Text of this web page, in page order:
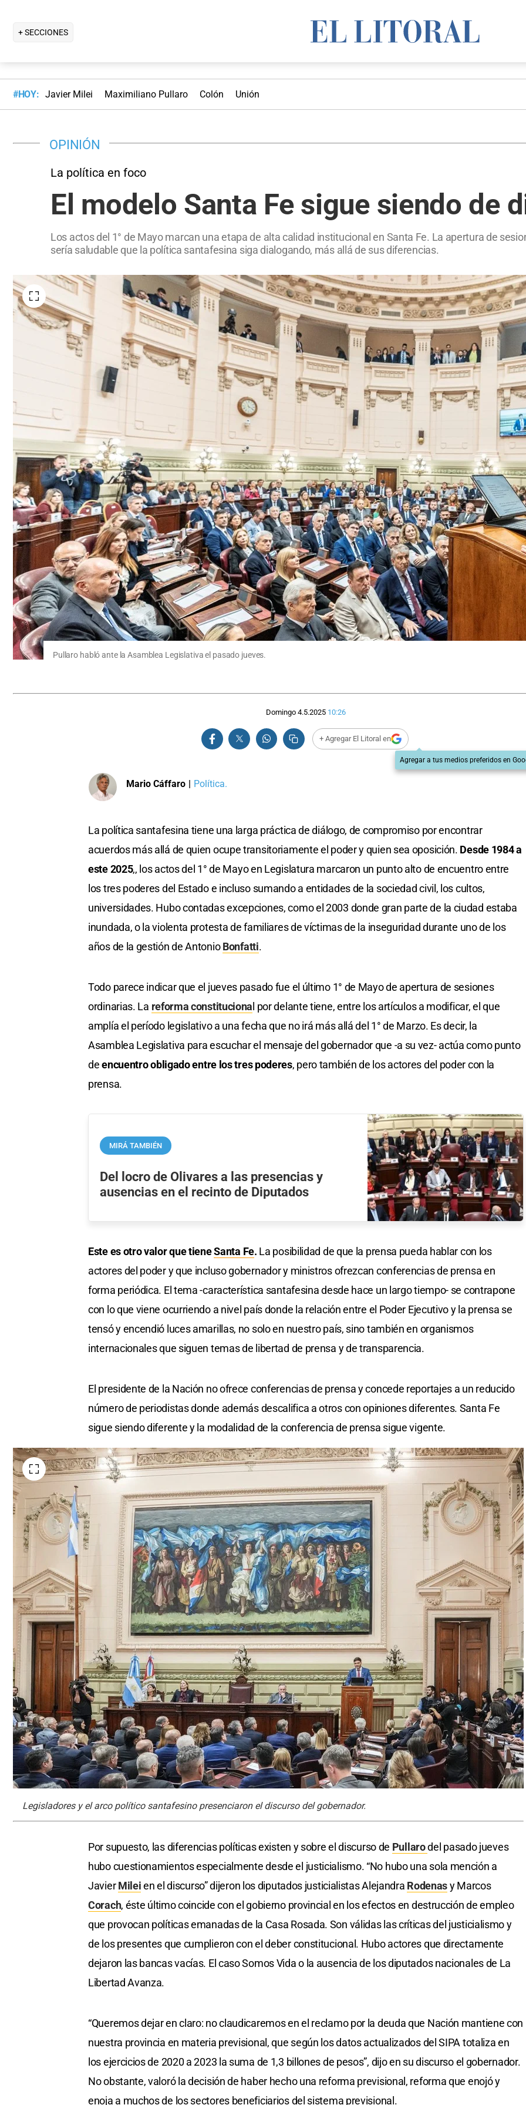
+ SECCIONES
#HOY: Javier Milei Maximiliano Pullaro Colón Unión
OPINIÓN
La política en foco
El modelo Santa Fe sigue siendo de
Los actos del 1° de Mayo marcan una etapa de alta calidad institucional en Santa Fe. La apertura de
sería saludable que la política santafesina siga dialogando, más allá de sus diferencias.
Pullaro habló ante la Asamblea Legislativa el pasado jueves.
Domingo 4.5.2025 10:26
+ Agregar El Litoral en
Agregar a tus medios preferidos en
Mario Cáffaro | Política.
La política santafesina tiene una larga práctica de diálogo, de compromiso por encontrar
acuerdos más allá de quien ocupe transitoriamente el poder y quien sea oposición. Desde 1984 a
este 2025,, los actos del 1° de Mayo en Legislatura marcaron un punto alto de encuentro entre
los tres poderes del Estado e incluso sumando a entidades de la sociedad civil, los cultos,
universidades. Hubo contadas excepciones, como el 2003 donde gran parte de la ciudad estaba
inundada, o la violenta protesta de familiares de víctimas de la inseguridad durante uno de los
años de la gestión de AntonioBonfatti.
Todo parece indicar que el jueves pasado fue el último 1° de Mayo de apertura de sesiones
ordinarias. La reforma constituciona l por delante tiene, entre los artículos a modificar, el que
amplía el período legislativo a una fecha que no irá más allá del 1° de Marzo. Es decir, la
Asamblea Legislativa para escuchar el mensaje del gobernador que -a su vez- actúa como punto
deencuentro obligado entre los tres poderes, pero también de los actores del poder con la
prensa.
MIRÁ TAMBIÉN
Del locro de Olivares a las presencias y
ausencias en el recinto de Diputados
Este es otro valor que tieneSanta Fe. La posibilidad de que la prensa pueda hablar con los
actores del poder y que incluso gobernador y ministros ofrezcan conferencias de prensa en
forma periódica. El tema -característica santafesina desde hace un largo tiempo- se contrapone
con lo que viene ocurriendo a nivel país donde la relación entre el Poder Ejecutivo y la prensa se
tensó y encendió luces amarillas, no solo en nuestro país, sino también en organismos
internacionales que siguen temas de libertad de prensa y de transparencia.
El presidente de la Nación no ofrece conferencias de prensa y concede reportajes a un reducido
número de periodistas donde además descalifica a otros con opiniones diferentes. Santa Fe
sigue siendo diferente y la modalidad de la conferencia de prensa sigue vigente.
Legisladores y el arco político santafesino presenciaron el discurso del gobernador.
Por supuesto, las diferencias políticas existen y sobre el discurso de Pullarodel pasado jueves
hubo cuestionamientos especialmente desde el justicialismo. “No hubo una sola mención a
JavierMileien el discurso” dijeron los diputados justicialistas Alejandra Rodenasy Marcos
Corach, éste último coincide con el gobierno provincial en los efectos en destrucción de empleo
que provocan políticas emanadas de la Casa Rosada. Son válidas las críticas del justicialismo y
de los presentes que cumplieron con el deber constitucional. Hubo actores que directamente
dejaron las bancas vacías. El caso Somos Vida o la ausencia de los diputados nacionales de La
Libertad Avanza.
“Queremos dejar en claro: no claudicaremos en el reclamo por la deuda que Nación mantiene con
nuestra provincia en materia previsional, que según los datos actualizados del SIPA totaliza en
los ejercicios de 2020 a 2023 la suma de 1,3 billones de pesos”, dijo en su discurso el gobernador.
No obstante, valoró la decisión de haber hecho una reforma previsional, reforma que enojó y
enoja a muchos de los sectores beneficiarios del sistema previsional.